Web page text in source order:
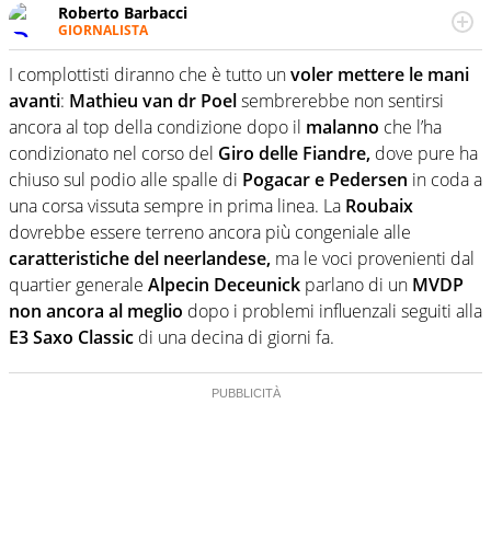
Roberto Barbacci
GIORNALISTA
Giornalista (pubblicista) sportivo a tutto campo, è il
tuttologo di Virgilio Sport. Provate a chiedergli di boxe, di
scherma, di volley o di curling: ve ne farà innamorare
I complottisti diranno che è tutto unvoler mettere le mani
avanti: Mathieu van dr Poelsembrerebbe non sentirsi
ancora al top della condizione dopo il malanno che l’ha
condizionato nel corso del Giro delle Fiandre, dove pure ha
chiuso sul podio alle spalle di Pogacar e Pedersen in coda a
una corsa vissuta sempre in prima linea. La Roubaix
dovrebbe essere terreno ancora più congeniale alle
caratteristiche del neerlandese, ma le voci provenienti dal
quartier generale Alpecin Deceunick parlano di un MVDP
non ancora al meglio dopo i problemi influenzali seguiti alla
E3 Saxo Classic di una decina di giorni fa.